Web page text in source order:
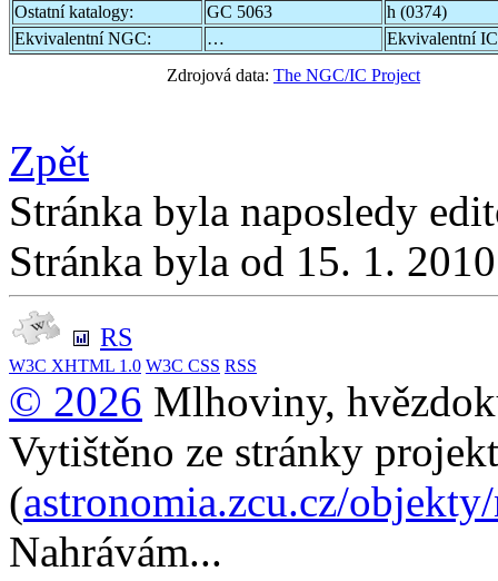
Ostatní katalogy:
GC 5063
h (0374)
Ekvivalentní NGC:
…
Ekvivalentní
Zdrojová data: The NGC/IC Project
Zpět
Stránka byla naposledy
Stránka byla od 15. 1.
RS
W3C XHTML 1.0 W3C CSS RSS
© 2026 Mlhoviny,
Vytištěno ze stránky
(astronomia.zcu.cz/
Nahrávám...